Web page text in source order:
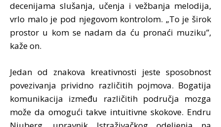
decenijama slušanja, učenja i vežbanja melodija,
vrlo malo je pod njegovom kontrolom. „To je širok
prostor u kom se nadam da ću pronaći muziku”,
kaže on.
Jedan od znakova kreativnosti jeste sposobnost
povezivanja prividno različitih pojmova. Bogatija
komunikacija između različitih područja mozga
može da omogući takve intuitivne skokove. Endru